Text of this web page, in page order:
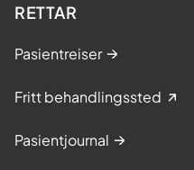
RETTAR
Pasientreiser
Fritt behandlingssted
Pasientjournal